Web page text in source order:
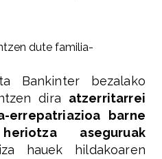
dute familia-
Bankinter bezalako
dira atzerritarrei
errepatriazioa barne
aseguruak
hauek hildakoaren